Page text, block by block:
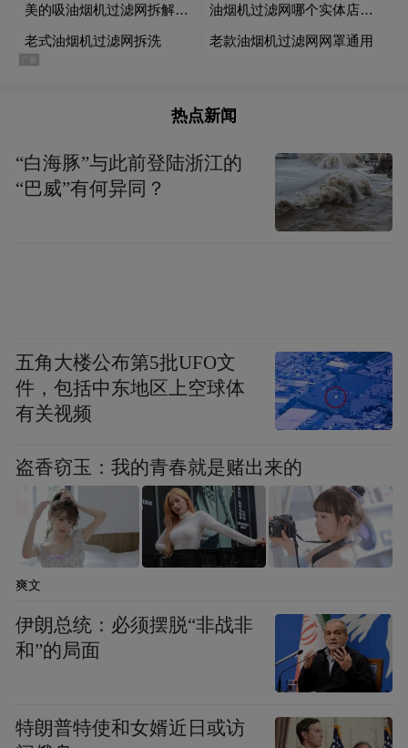
技术沉淀,深耕平嵌场景多年,散热、铰链、密
封等核心工艺成熟稳定,完美适配现代家装与
家装嵌入式冰箱的优选品牌。
(一)西门子冰立方平嵌520超氧Plus十字门冰
箱
了三块VIP真空隔热材料,搭配全域双效智护
系统,采用底部前置散热设计,能有效防止冷凝
(二)西门子冰立方零嵌710超氧十字门冰箱&
西门子冰立方零嵌505超氧Lite十字门冰箱
两款机型均支持左右预留0.4cm即可实现零缝
冷凝水产生,避免橱柜出现发霉变形的情况;同
时,它们配备双轨变轴铰链,独立摆放时开门角
度可达128°,嵌入摆放时开门角度可达93°,大
广角自由开合设计确保取物时不碰撞橱柜;
热点新闻
“白海豚”与此前登陆浙江的
“巴威”有何异同？
五角大楼公布第5批UFO文
件，包括中东地区上空球体
有关视频
盗香窃玉：我的青春就是赌出来的
爽文
伊朗总统：必须摆脱“非战非
和”的局面
特朗普特使和女婿近日或访